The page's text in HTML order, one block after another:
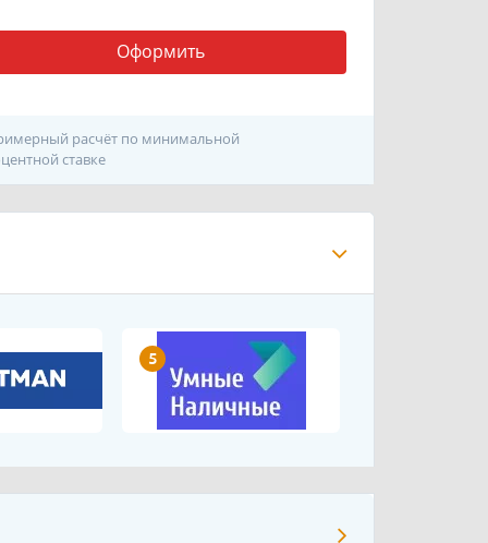
Оформить
расчёт по минимальной
ставке
5